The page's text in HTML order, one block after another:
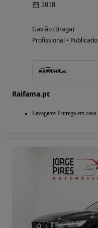
2018
Gavião (Braga)
Profissional • Publicado
Raifama.pt
Lavagem Entrega em casa